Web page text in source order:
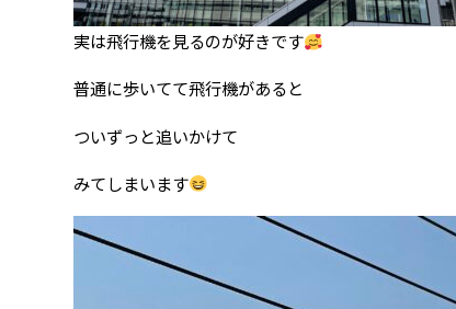
実は飛行機を見るのが好きです
普通に歩いてて飛行機があると
ついずっと追いかけて
みてしまいます